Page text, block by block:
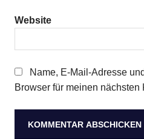
Website
Name, E-Mail-Adresse
Browser für meinen nächsten